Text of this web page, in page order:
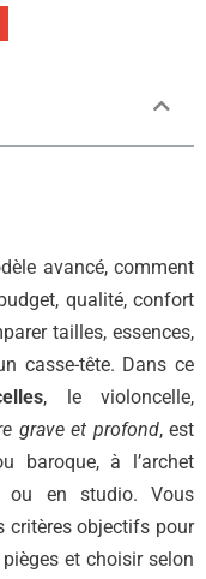
avancé, comment
qualité, confort
tailles, essences,
casse-tête. Dans ce
, le violoncelle,
grave et profond, est
baroque, à l’archet
ou en studio. Vous
critères objectifs pour
et choisir selon